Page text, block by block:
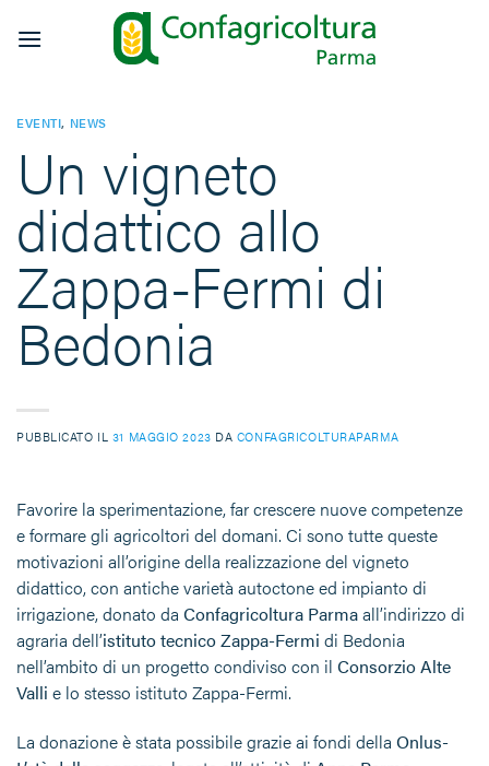
EVENTI, NEWS
Un vigneto
didattico allo
Zappa-Fermi di
Bedonia
PUBBLICATO IL 31 MAGGIO 2023 DA CONFAGRICOLTURAPARMA
Favorire la sperimentazione, far crescere nuove competenze
e formare gli agricoltori del domani. Ci sono tutte queste
motivazioni all’origine della realizzazione del vigneto
didattico, con antiche varietà autoctone ed impianto di
irrigazione, donato da Confagricoltura Parmaall’indirizzo di
agraria dell’istituto tecnico Zappa-Fermi di Bedonia
nell’ambito di un progetto condiviso con il Consorzio Alte
Valli e lo stesso istituto Zappa-Fermi.
La donazione è stata possibile grazie ai fondi della Onlus-